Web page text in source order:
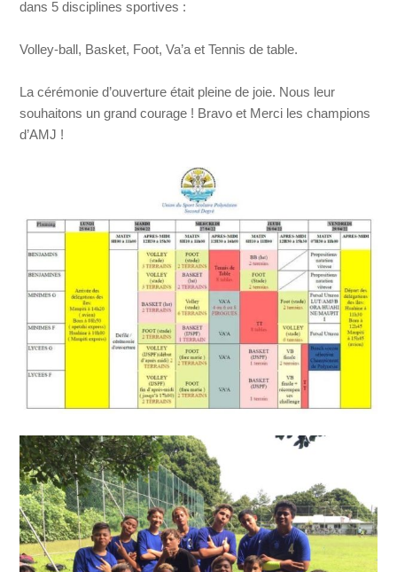
dans 5 disciplines sportives :
Volley-ball, Basket, Foot, Va’a et Tennis de table.
La cérémonie d’ouverture était pleine de joie. Nous leur
souhaitons un grand courage ! Bravo et Merci les champions
d’AMJ !